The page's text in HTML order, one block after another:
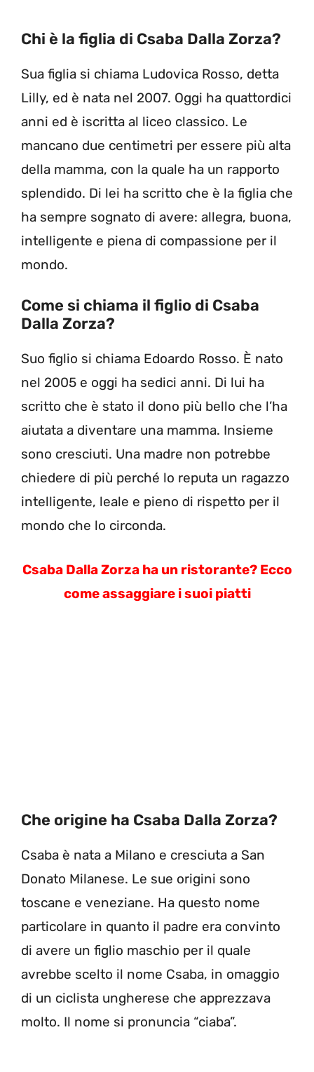
Chi è la figlia di Csaba Dalla Zorza?
Sua figlia si chiama Ludovica Rosso, detta
Lilly, ed è nata nel 2007. Oggi ha quattordici
anni ed è iscritta al liceo classico. Le
mancano due centimetri per essere più alta
della mamma, con la quale ha un rapporto
splendido. Di lei ha scritto che è la figlia che
ha sempre sognato di avere: allegra, buona,
intelligente e piena di compassione per il
mondo.
Come si chiama il figlio di Csaba
Dalla Zorza?
Suo figlio si chiama Edoardo Rosso. È nato
nel 2005 e oggi ha sedici anni. Di lui ha
scritto che è stato il dono più bello che l’ha
aiutata a diventare una mamma. Insieme
sono cresciuti. Una madre non potrebbe
chiedere di più perché lo reputa un ragazzo
intelligente, leale e pieno di rispetto per il
mondo che lo circonda.
Csaba Dalla Zorza ha un ristorante? Ecco
come assaggiare i suoi piatti
Che origine ha Csaba Dalla Zorza?
Csaba è nata a Milano e cresciuta a San
Donato Milanese. Le sue origini sono
toscane e veneziane. Ha questo nome
particolare in quanto il padre era convinto
di avere un figlio maschio per il quale
avrebbe scelto il nome Csaba, in omaggio
di un ciclista ungherese che apprezzava
molto. Il nome si pronuncia “ciaba”.